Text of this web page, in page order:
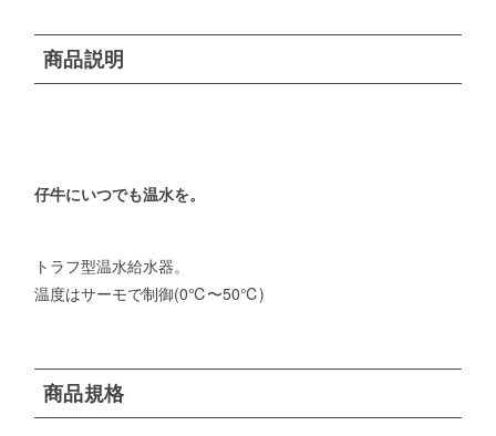
商品説明
仔牛にいつでも温水を。
トラフ型温水給水器。
温度はサーモで制御(0℃〜50℃)
商品規格